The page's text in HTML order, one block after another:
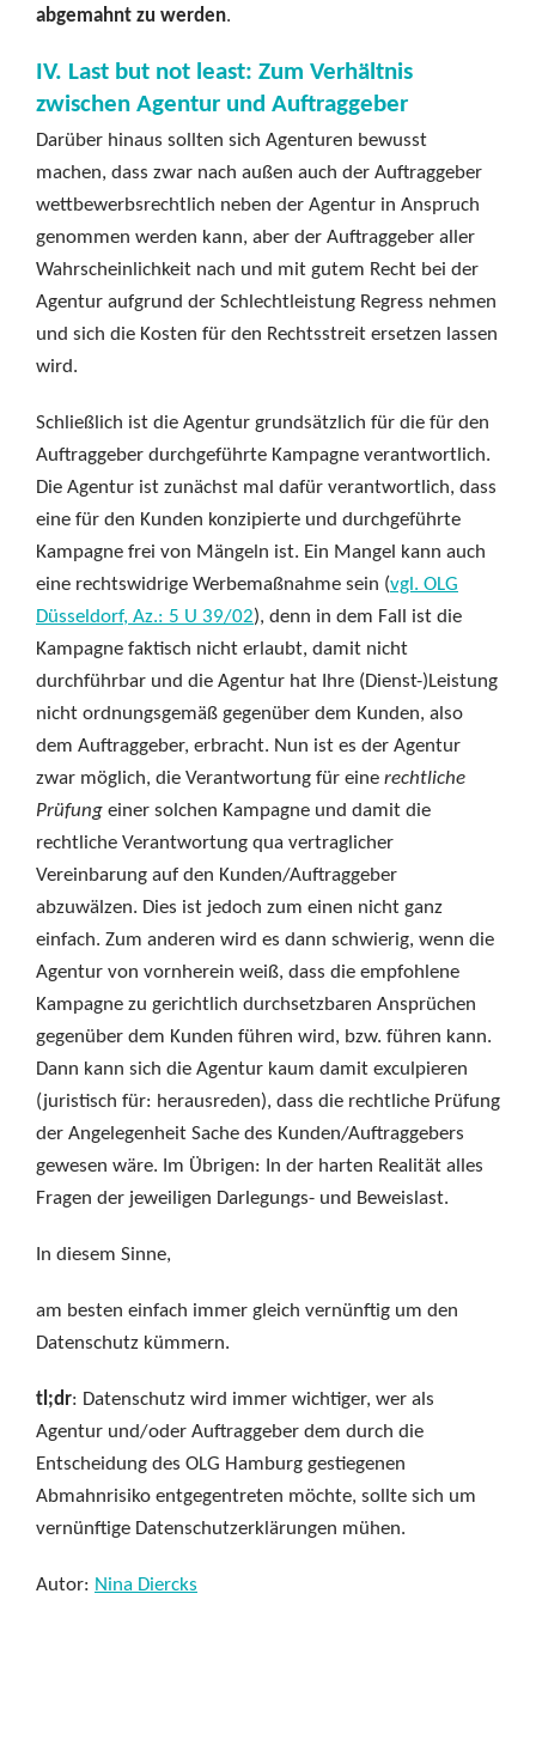
abgemahnt zu werden.
IV. Last but not least: Zum Verhältnis
zwischen Agentur und Auftraggeber
Darüber hinaus sollten sich Agenturen bewusst
machen, dass zwar nach außen auch der Auftraggeber
wettbewerbsrechtlich neben der Agentur in Anspruch
genommen werden kann, aber der Auftraggeber aller
Wahrscheinlichkeit nach und mit gutem Recht bei der
Agentur aufgrund der Schlechtleistung Regress nehmen
und sich die Kosten für den Rechtsstreit ersetzen lassen
wird.
Schließlich ist die Agentur grundsätzlich für die für den
Auftraggeber durchgeführte Kampagne verantwortlich.
Die Agentur ist zunächst mal dafür verantwortlich, dass
eine für den Kunden konzipierte und durchgeführte
Kampagne frei von Mängeln ist. Ein Mangel kann auch
eine rechtswidrige Werbemaßnahme sein (vgl. OLG
Düsseldorf, Az.: 5 U 39/02), denn in dem Fall ist die
Kampagne faktisch nicht erlaubt, damit nicht
durchführbar und die Agentur hat Ihre (Dienst-)Leistung
nicht ordnungsgemäß gegenüber dem Kunden, also
dem Auftraggeber, erbracht. Nun ist es der Agentur
zwar möglich, die Verantwortung für eine rechtliche
Prüfung einer solchen Kampagne und damit die
rechtliche Verantwortung qua vertraglicher
Vereinbarung auf den Kunden/Auftraggeber
abzuwälzen. Dies ist jedoch zum einen nicht ganz
einfach. Zum anderen wird es dann schwierig, wenn die
Agentur von vornherein weiß, dass die empfohlene
Kampagne zu gerichtlich durchsetzbaren Ansprüchen
gegenüber dem Kunden führen wird, bzw. führen kann.
Dann kann sich die Agentur kaum damit exculpieren
(juristisch für: herausreden), dass die rechtliche Prüfung
der Angelegenheit Sache des Kunden/Auftraggebers
gewesen wäre. Im Übrigen: In der harten Realität alles
Fragen der jeweiligen Darlegungs- und Beweislast.
In diesem Sinne,
am besten einfach immer gleich vernünftig um den
Datenschutz kümmern.
tl;dr: Datenschutz wird immer wichtiger, wer als
Agentur und/oder Auftraggeber dem durch die
Entscheidung des OLG Hamburg gestiegenen
Abmahnrisiko entgegentreten möchte, sollte sich um
vernünftige Datenschutzerklärungen mühen.
Autor: Nina Diercks